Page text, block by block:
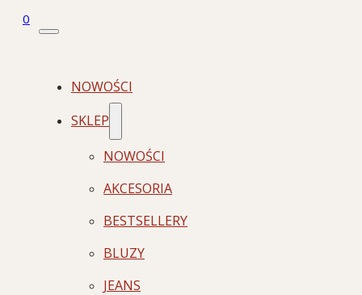
0
NOWOŚCI
SKLEP
NOWOŚCI
AKCESORIA
BESTSELLERY
BLUZY
JEANS